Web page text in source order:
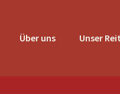
Über uns Unser